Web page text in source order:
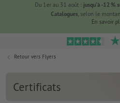
Du 1er au 31 août : jusqu’à -12 %
Catalogues, selon le
En savoir
Retour vers Flyers
Certificats